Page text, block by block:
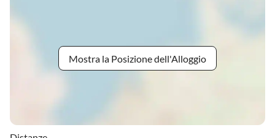
Mostra la Posizione dell'Alloggio